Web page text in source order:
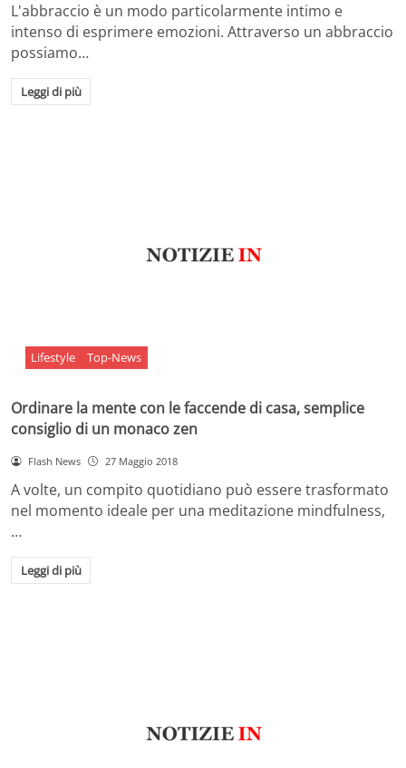
L'abbraccio è un modo particolarmente intimo e
intenso di esprimere emozioni. Attraverso un abbraccio
possiamo…
Leggi di più
Lifestyle Top-News
Ordinare la mente con le faccende di casa, semplice
consiglio di un monaco zen
Flash News 27 Maggio 2018
A volte, un compito quotidiano può essere trasformato
nel momento ideale per una meditazione mindfulness,
…
Leggi di più